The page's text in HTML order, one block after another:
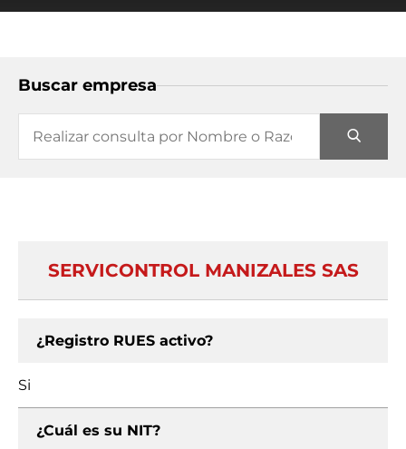
Buscar empresa
SERVICONTROL MANIZALES SAS
¿Registro RUES activo?
Si
¿Cuál es su NIT?